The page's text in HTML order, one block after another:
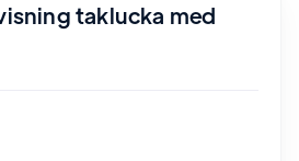
taklucka med